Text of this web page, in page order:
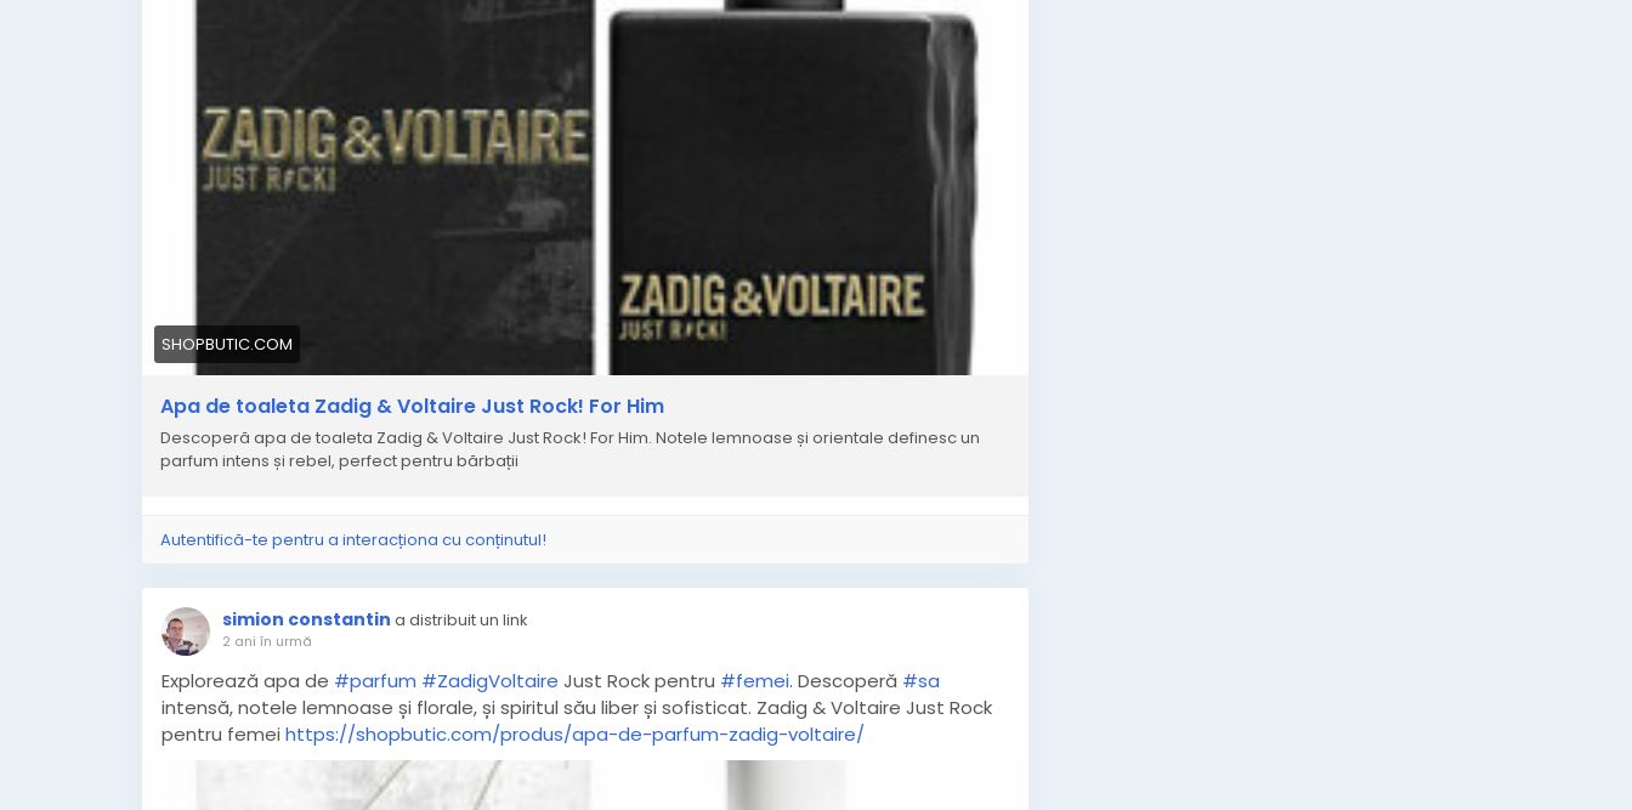
SHOPBUTIC.COM
Apa de toaleta Zadig & Voltaire Just Rock! For Him
Descoperă apa de toaleta Zadig & Voltaire Just Rock! For Him. Notele lemnoase și orientale definesc un
parfum intens și rebel, perfect pentru bărbații
Autentifică-te pentru a interacționa cu conținutul!
simion constantin a distribuit un link
2 ani în urmă
Explorează apa de #parfum #ZadigVoltaire Just Rock pentru #femei. Descoperă #sa
intensă, notele lemnoase și florale, și spiritul său liber și sofisticat. Zadig & Voltaire Just Rock
pentru femei https://shopbutic.com/produs/apa-de-parfum-zadig-voltaire/